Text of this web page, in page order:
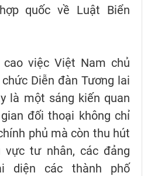
quốc về Luật Biển
việc Việt Nam chủ
Diễn đàn Tương lai
là một sáng kiến quan
đối thoại không chỉ
phủ mà còn thu hút
vực tư nhân, các đảng
diện các thành phố